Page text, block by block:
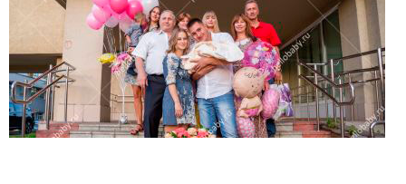
Подтверждаю свое согласие на обработку персональных
данных в соответствииПолитикой конфиденциальности